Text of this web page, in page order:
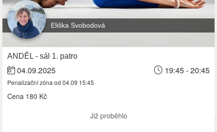
Eliška Svobodová
ANDĚL - sál 1. patro
04.09.2025 19:45 - 20:45
Penalizační zóna od 04.09 15:45
Cena 180 Kč
Již proběhlo